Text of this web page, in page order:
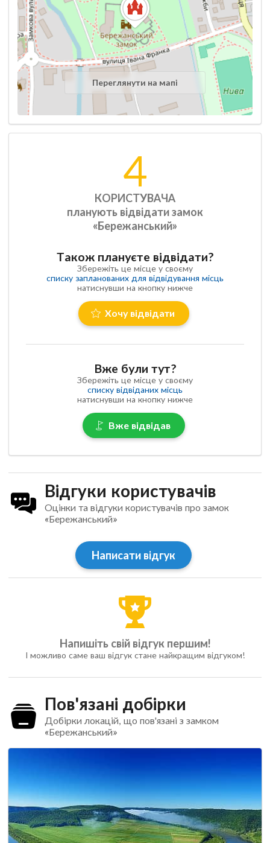
Переглянути на мапі
4
КОРИСТУВАЧА
планують відвідати замок
«Бережанський»
Також плануєте відвідати?
Збережіть це місце у своєму
списку запланованих для відвідування місць
натиснувши на кнопку нижче
Хочу відвідати
Вже були тут?
Збережіть це місце у своєму
списку відвіданих місць
натиснувши на кнопку нижче
Вже відвідав
Відгуки користувачів
Оцінки та відгуки користувачів про замок
«Бережанський»
Написати відгук
Напишіть свій відгук першим!
І можливо саме ваш відгук стане найкращим відгуком!
Пов'язані добірки
Добірки локацій, що пов'язані з замком
«Бережанський»